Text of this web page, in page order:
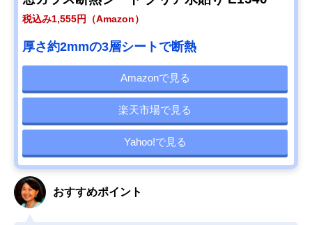
税込み1,555円（Amazon）
厚さ約2mmの3層シートで断熱
Amazonで見る
楽天市場で見る
Yahoo!で見る
おすすめポイント